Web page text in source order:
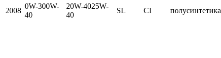
2008
0W-300W-
40
20W-4025W-
40
SL CI полусинтетика